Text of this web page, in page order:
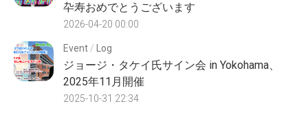
卆寿おめでとうございます
2026-04-20 00:00
Event/ Log
ジョージ・タケイ氏サイン会 in Yokohama、
2025年11月開催
2025-10-31 22:34